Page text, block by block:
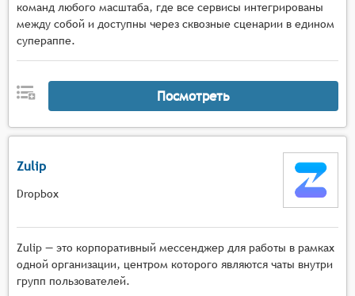
команд любого масштаба, где все сервисы интегрированы
между собой и доступны через сквозные сценарии в едином
супераппе.
Посмотреть
Zulip
Dropbox
Zulip — это корпоративный мессенджер для работы в рамках
одной организации, центром которого являются чаты внутри
групп пользователей.